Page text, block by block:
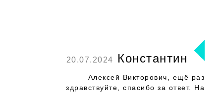
20.07.2024 Константин
Алексей Викторович, ещё раз
здравствуйте, спасибо за ответ. На